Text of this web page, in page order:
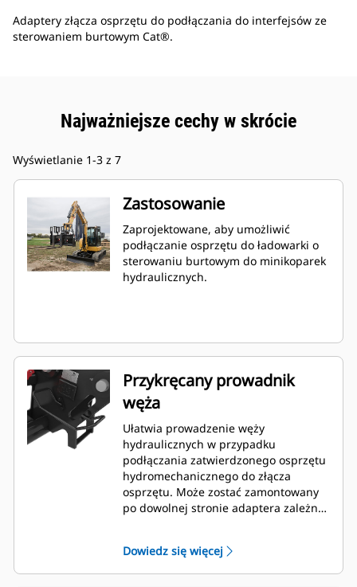
Adaptery złącza osprzętu do podłączania do interfejsów ze
sterowaniem burtowym Cat®.
Najważniejsze cechy w skrócie
Wyświetlanie 1-3 z 7
Zastosowanie
Zaprojektowane, aby umożliwić
podłączanie osprzętu do ładowarki o
sterowaniu burtowym do minikoparek
hydraulicznych.
Przykręcany prowadnik
węża
Ułatwia prowadzenie węży
hydraulicznych w przypadku
podłączania zatwierdzonego osprzętu
hydromechanicznego do złącza
osprzętu. Może zostać zamontowany
po dowolnej stronie adaptera zależnie
Dowiedz się więcej